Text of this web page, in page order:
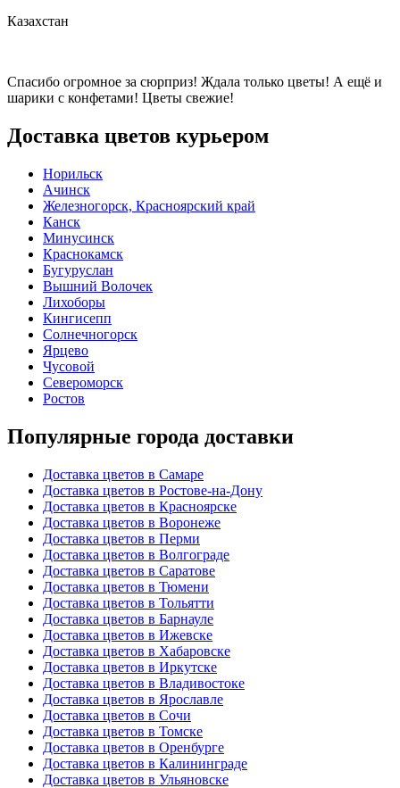
Казахстан
Спасибо огромное за сюрприз! Ждала только цветы! А ещё и
шарики с конфетами! Цветы свежие!
Доставка цветов курьером
Норильск
Ачинск
Железногорск, Красноярский край
Канск
Минусинск
Краснокамск
Бугуруслан
Вышний Волочек
Лихоборы
Кингисепп
Солнечногорск
Ярцево
Чусовой
Североморск
Ростов
Популярные города доставки
Доставка цветов в Самаре
Доставка цветов в Ростове-на-Дону
Доставка цветов в Красноярске
Доставка цветов в Воронеже
Доставка цветов в Перми
Доставка цветов в Волгограде
Доставка цветов в Саратове
Доставка цветов в Тюмени
Доставка цветов в Тольятти
Доставка цветов в Барнауле
Доставка цветов в Ижевске
Доставка цветов в Хабаровске
Доставка цветов в Иркутске
Доставка цветов в Владивостоке
Доставка цветов в Ярославле
Доставка цветов в Сочи
Доставка цветов в Томске
Доставка цветов в Оренбурге
Доставка цветов в Калининграде
Доставка цветов в Ульяновске